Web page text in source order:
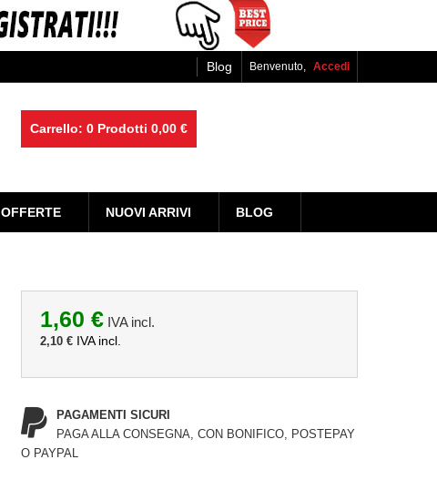
Blog Benvenuto, Accedi
Carrello: 0 Prodotti 0,00 €
OFFERTE NUOVI ARRIVI BLOG
1,60 €IVA incl.
2,10 €IVA incl.
PAGAMENTI SICURI
PAGA ALLA CONSEGNA, CON BONIFICO, POSTEPAY
O PAYPAL